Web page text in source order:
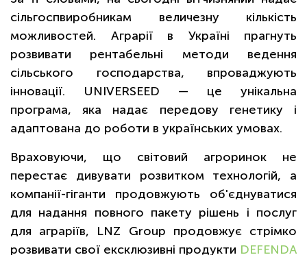
сільгоспвиробникам величезну кількість
можливостей. Аграрії в Україні прагнуть
розвивати рентабельні методи ведення
сільського господарства, впроваджують
інновації. UNIVERSEED — це унікальна
програма, яка надає передову генетику і
адаптована до роботи в українських умовах.
Враховуючи, що світовий агроринок не
перестає дивувати розвитком технологій, а
компанії-гіганти продовжують об'єднуватися
для надання повного пакету рішень і послуг
для аграріїв, LNZ Group продовжує стрімко
розвивати свої ексклюзивні продукти DEFENDA